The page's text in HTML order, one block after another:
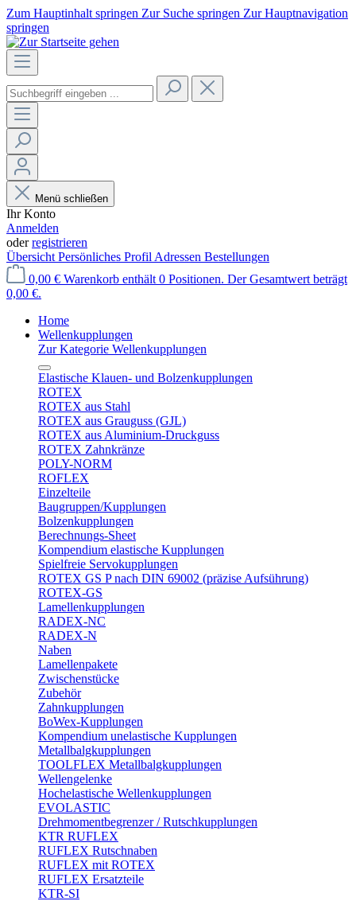
Zum Hauptinhalt springen Zur Suche springen Zur Hauptnavigation
springen
Menü schließen
Ihr Konto
Anmelden
oderregistrieren
Übersicht Persönliches Profil Adressen Bestellungen
0,00 € Warenkorb enthält 0 Positionen. Der Gesamtwert beträgt
0,00 €.
Home
Wellenkupplungen
Zur Kategorie Wellenkupplungen
Elastische Klauen- und Bolzenkupplungen
ROTEX
ROTEX aus Stahl
ROTEX aus Grauguss (GJL)
ROTEX aus Aluminium-Druckguss
ROTEX Zahnkränze
POLY-NORM
ROFLEX
Einzelteile
Baugruppen/Kupplungen
Bolzenkupplungen
Berechnungs-Sheet
Kompendium elastische Kupplungen
Spielfreie Servokupplungen
ROTEX GS P nach DIN 69002 (präzise Aufsührung)
ROTEX-GS
Lamellenkupplungen
RADEX-NC
RADEX-N
Naben
Lamellenpakete
Zwischenstücke
Zubehör
Zahnkupplungen
BoWex-Kupplungen
Kompendium unelastische Kupplungen
Metallbalgkupplungen
TOOLFLEX Metallbalgkupplungen
Wellengelenke
Hochelastische Wellenkupplungen
EVOLASTIC
Drehmomentbegrenzer / Rutschkupplungen
KTR RUFLEX
RUFLEX Rutschnaben
RUFLEX mit ROTEX
RUFLEX Ersatzteile
KTR-SI